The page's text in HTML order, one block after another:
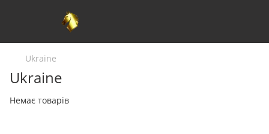
Ukraine
Ukraine
Немає товарів